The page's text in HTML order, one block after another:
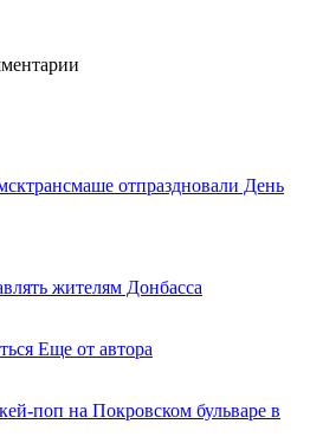
отпраздновали День
жителям Донбасса
Еще от автора
поп на Покровском бульваре в